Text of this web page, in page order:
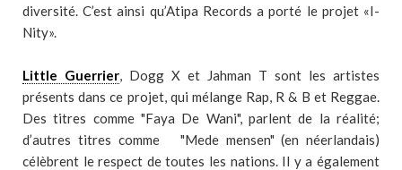
diversité. C’est ainsi qu’Atipa Records a porté le projet «I-
Nity».
Little Guerrier, Dogg X et Jahman T sont les artistes
présents dans ce projet, qui mélange Rap, R & B et Reggae.
Des titres comme "Faya De Wani", parlent de la réalité;
d’autres titres comme "Mede mensen" (en néerlandais)
célèbrent le respect de toutes les nations. Il y a également